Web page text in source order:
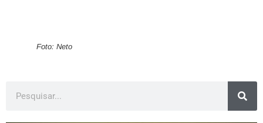
Foto: Neto